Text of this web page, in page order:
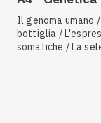
Il genoma umano
bottiglia /
somatiche / La